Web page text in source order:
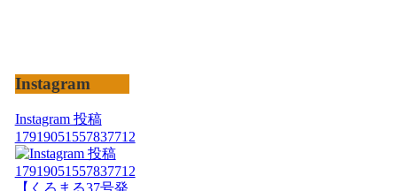
Instagram
Instagram 投稿
17919051557837712
【くろまる37号発